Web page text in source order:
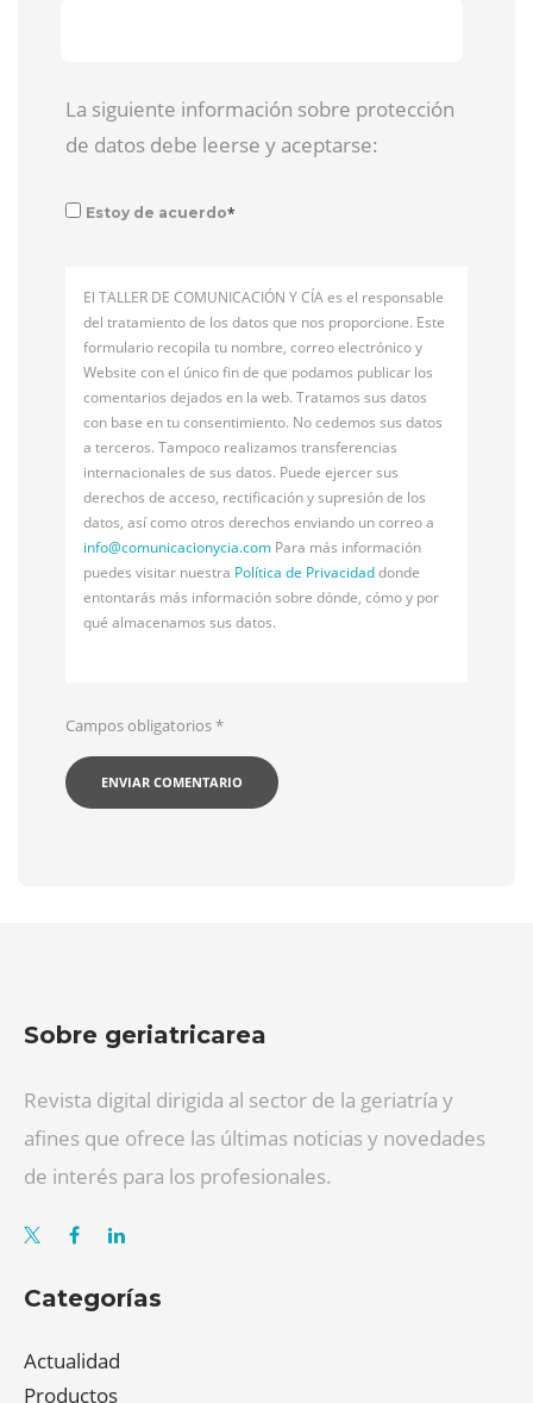
La siguiente información sobre protección
de datos debe leerse y aceptarse:
Estoy de acuerdo*
El TALLER DE COMUNICACIÓN Y CÍA es el responsable
del tratamiento de los datos que nos proporcione. Este
formulario recopila tu nombre, correo electrónico y
Website con el único fin de que podamos publicar los
comentarios dejados en la web. Tratamos sus datos
con base en tu consentimiento. No cedemos sus datos
a terceros. Tampoco realizamos transferencias
internacionales de sus datos. Puede ejercer sus
derechos de acceso, rectificación y supresión de los
datos, así como otros derechos enviando un correo a
info@comunicacionycia.com Para más información
puedes visitar nuestra Política de Privacidaddonde
entontarás más información sobre dónde, cómo y por
qué almacenamos sus datos.
Campos obligatorios*
Sobre geriatricarea
Revista digital dirigida al sector de la geriatría y
afines que ofrece las últimas noticias y novedades
de interés para los profesionales.
Categorías
Actualidad
Productos